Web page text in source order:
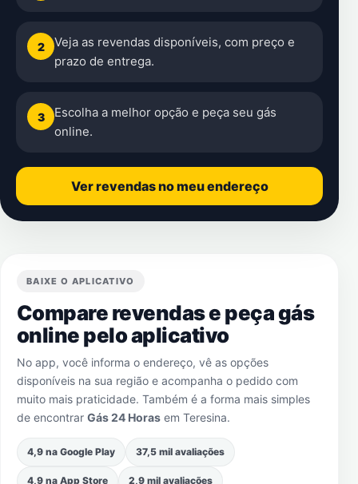
2
Veja as revendas disponíveis, com preço e
prazo de entrega.
3
Escolha a melhor opção e peça seu gás
online.
Ver revendas no meu endereço
BAIXE O APLICATIVO
Compare revendas e peça gás
online pelo aplicativo
No app, você informa o endereço, vê as opções
disponíveis na sua região e acompanha o pedido com
muito mais praticidade. Também é a forma mais simples
de encontrar Gás 24 Horas em Teresina.
4,9 na Google Play 37,5 mil avaliações
4,9 na App Store 2,9 mil avaliações